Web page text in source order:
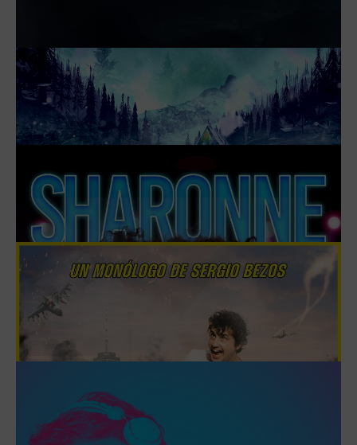
DE BROADWAY
EL 10 DICIEMBRE DE 2024
MÁS INFORMACIÓN
PONGO
MÁS INFORMACIÓN
YO SIEMPRE SERÉ YO, A PESAR DE
TI
DEL 14 DE ENERO AL 4 FEBRERO DE 2025
MIGUEL DE MOLINA AL DESNUDO